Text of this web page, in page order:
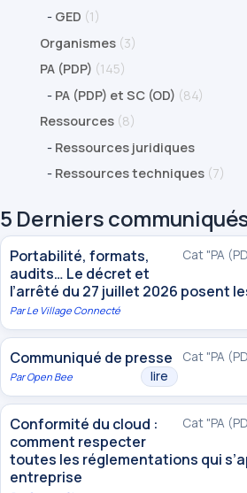
- GED (1)
Organismes (3)
PA (PDP) (145)
- PA (PDP) et SC (OD) (84)
Ressources (8)
- Ressources juridiques
- Ressources techniques (7)
5 Derniers
Cat "PA
Portabilité, formats,
audits… Le décret et
l’arrêté du 27 juillet 2026 posent
ParLe Village Connecté
Cat "PA
Communiqué de presse
lire
ParOpen Bee
Cat "PA
Conformité du cloud :
comment respecter
toutes les réglementations qui
entreprise